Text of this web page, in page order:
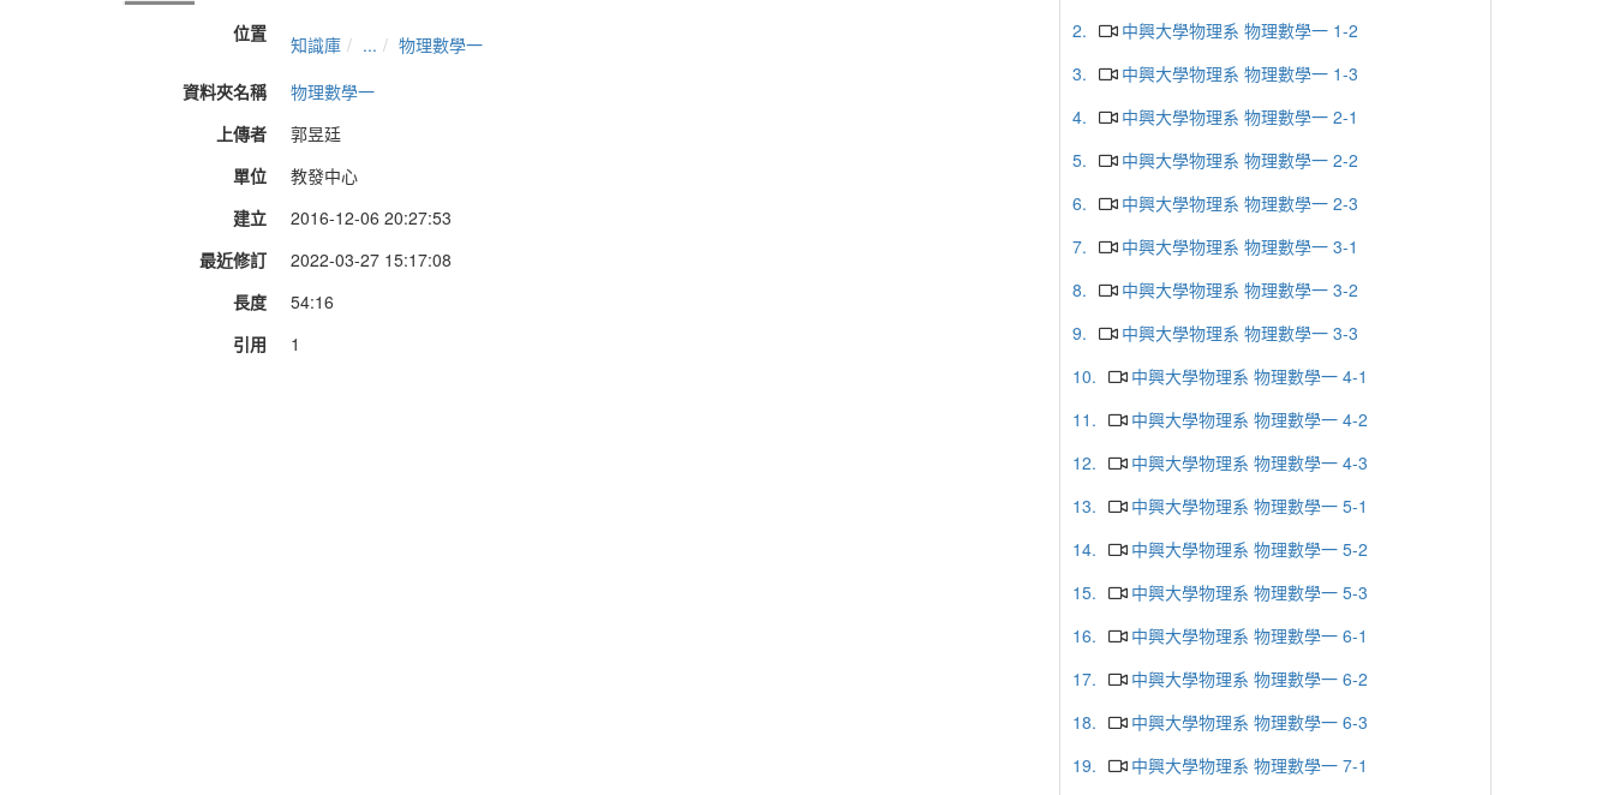
位置 知識庫 ...
物理數學一
資料夾名稱
物理數學一
上傳者
郭昱廷
單位
教發中心
建立
2016-12-06 20:27:53
最近修訂
2022-03-27 15:17:08
長度
54:16
引用
1
2.
中興大學物理系 物理數學一 1-2
3.
中興大學物理系 物理數學一 1-3
4.
中興大學物理系 物理數學一 2-1
5.
中興大學物理系 物理數學一 2-2
6.
中興大學物理系 物理數學一 2-3
7.
中興大學物理系 物理數學一 3-1
8.
中興大學物理系 物理數學一 3-2
9.
中興大學物理系 物理數學一 3-3
10.
中興大學物理系 物理數學一 4-1
11.
中興大學物理系 物理數學一 4-2
12.
中興大學物理系 物理數學一 4-3
13.
中興大學物理系 物理數學一 5-1
14.
中興大學物理系 物理數學一 5-2
15.
中興大學物理系 物理數學一 5-3
16.
中興大學物理系 物理數學一 6-1
17.
中興大學物理系 物理數學一 6-2
18.
中興大學物理系 物理數學一 6-3
19.
中興大學物理系 物理數學一 7-1